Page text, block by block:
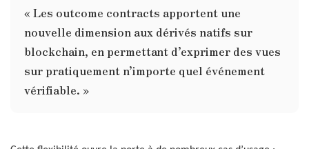
« Les outcome contracts apportent une
nouvelle dimension aux dérivés natifs sur
blockchain, en permettant d’exprimer des vues
sur pratiquement n’importe quel événement
vérifiable. »